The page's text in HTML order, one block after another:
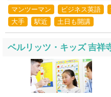
マンツーマン ビジネス英語
大手
駅近 土日も開講
ベルリッツ・キッズ 吉祥